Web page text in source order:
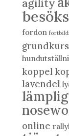
agility
fordon
grundkurs
koppel
lavendel
online